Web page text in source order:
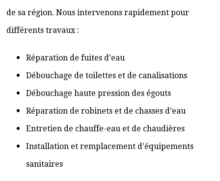
de sa région. Nous intervenons rapidement pour
différents travaux :
Réparation de fuites d’eau
Débouchage de toilettes et de canalisations
Débouchage haute pression des égouts
Réparation de robinets et de chasses d’eau
Entretien de chauffe-eau et de chaudières
Installation et remplacement d’équipements
sanitaires